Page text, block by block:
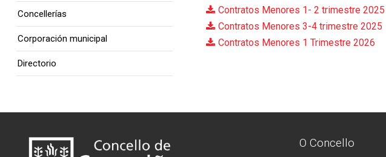
Contratos Menores 1- 2 trimestre 2025
Contratos Menores 3-4 trimestre 2025
Contratos Menores 1 Trimestre 2026
Concellerías
Corporación municipal
Directorio
O Concello